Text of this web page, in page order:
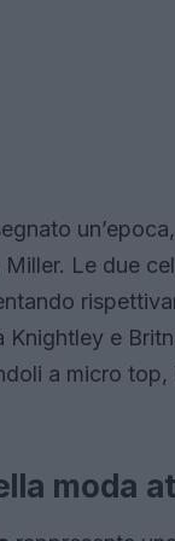
Le due
Knightley e
a micro
moda